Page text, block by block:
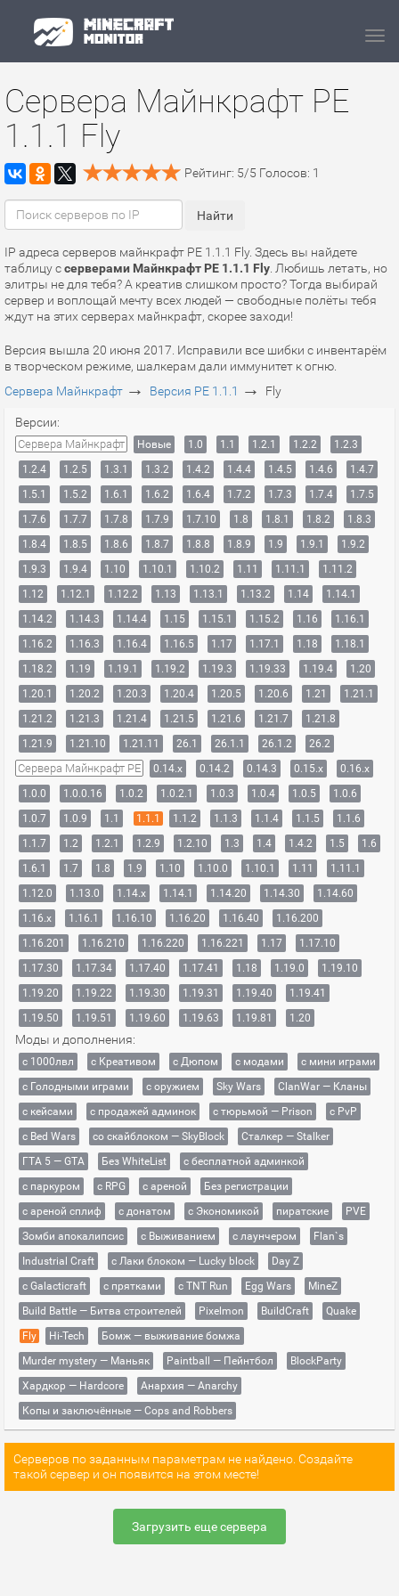
Сервера Майнкрафт PE
1.1.1 Fly
Рейтинг: 5/5 Голосов: 1
IP адреса серверов майнкрафт PE 1.1.1 Fly. Здесь вы найдете
таблицу ссерверами Майнкрафт PE 1.1.1 Fly . Любишь летать, но
элитры не для тебя? А креатив слишком просто? Тогда выбирай
сервер и воплощай мечту всех людей — свободные полёты тебя
ждут на этих серверах майнкрафт, скорее заходи!
Версия вышла 20 июня 2017. Исправили все шибки с инвентарём
в творческом режиме, шалкерам дали иммунитет к огню.
Сервера Майнкрафт → Версия PE 1.1.1 → Fly
Версии:
Сервера Майнкрафт Новые 1.0 1.1 1.2.1 1.2.2
1.2.3
1.2.4
1.2.5 1.3.1 1.3.2 1.4.2 1.4.4 1.4.5 1.4.6
1.4.7
1.5.1
1.5.2 1.6.1 1.6.2 1.6.4 1.7.2 1.7.3 1.7.4
1.7.5
1.7.6
1.7.7 1.7.8 1.7.9 1.7.10 1.8 1.8.1 1.8.2
1.8.3
1.8.4
1.8.5 1.8.6 1.8.7 1.8.8 1.8.9 1.9 1.9.1
1.9.2
1.9.3
1.9.4 1.10 1.10.1 1.10.2 1.11 1.11.1
1.11.2
1.12
1.12.1 1.12.2 1.13 1.13.1 1.13.2 1.14
1.14.1
1.14.2
1.14.3 1.14.4 1.15 1.15.1 1.15.2 1.16
1.16.1
1.16.2
1.16.3 1.16.4 1.16.5 1.17 1.17.1 1.18
1.18.1
1.18.2
1.19 1.19.1 1.19.2 1.19.3 1.19.33 1.19.4
1.20
1.20.1
1.20.2 1.20.3 1.20.4 1.20.5 1.20.6 1.21
1.21.1
1.21.2
1.21.3 1.21.4 1.21.5 1.21.6 1.21.7
1.21.8
1.21.9
1.21.10 1.21.11 26.1 26.1.1 26.1.2 26.2
Сервера Майнкрафт PE 0.14.x 0.14.2 0.14.3 0.15.x
0.16.x
1.0.0
1.0.0.16 1.0.2 1.0.2.1 1.0.3 1.0.4 1.0.5
1.0.6
1.0.7
1.0.9 1.1 1.1.1 1.1.2 1.1.3 1.1.4 1.1.5
1.1.6
1.1.7
1.2 1.2.1 1.2.9 1.2.10 1.3 1.4 1.4.2 1.5
1.6
1.6.1
1.7 1.8 1.9 1.10 1.10.0 1.10.1 1.11
1.11.1
1.12.0
1.13.0 1.14.x 1.14.1 1.14.20 1.14.30
1.14.60
1.16.x
1.16.1 1.16.10 1.16.20 1.16.40
1.16.200
1.16.201
1.16.210 1.16.220 1.16.221 1.17
1.17.10
1.17.30
1.17.34 1.17.40 1.17.41 1.18 1.19.0
1.19.10
1.19.20
1.19.22 1.19.30 1.19.31 1.19.40
1.19.41
1.19.50
1.19.51 1.19.60 1.19.63 1.19.81 1.20
Моды и дополнения:
с 1000лвл c Креативом с Дюпом с модами
с мини играми
с Голодными играми
с оружием Sky Wars
ClanWar — Кланы
с кейсами
с продажей админок с тюрьмой — Prison
с PvP
с Bed Wars
со скайблоком — SkyBlock
Сталкер — Stalker
ГТА 5 — GTA
Без WhiteList
с бесплатной админкой
с паркуром
с RPG с ареной
Без регистрации
с ареной сплиф
с донатом с Экономикой пиратские
PVE
Зомби апокалипсис
с Выживанием с лаунчером
Flan`s
Industrial Craft
с Лаки блоком — Lucky block
Day Z
с Galacticraft
с прятками с TNT Run Egg Wars
MineZ
Build Battle — Битва строителей
Pixelmon BuildCraft
Quake
Fly
Hi-Tech
Бомж — выживание бомжа
Murder mystery — Маньяк
Paintball — Пейнтбол
BlockParty
Хардкор — Hardcore
Анархия — Anarchy
Копы и заключённые — Cops and Robbers
Серверов по заданным параметрам не найдено. Создайте
такой сервер и он появится на этом месте!
Загрузить еще сервера